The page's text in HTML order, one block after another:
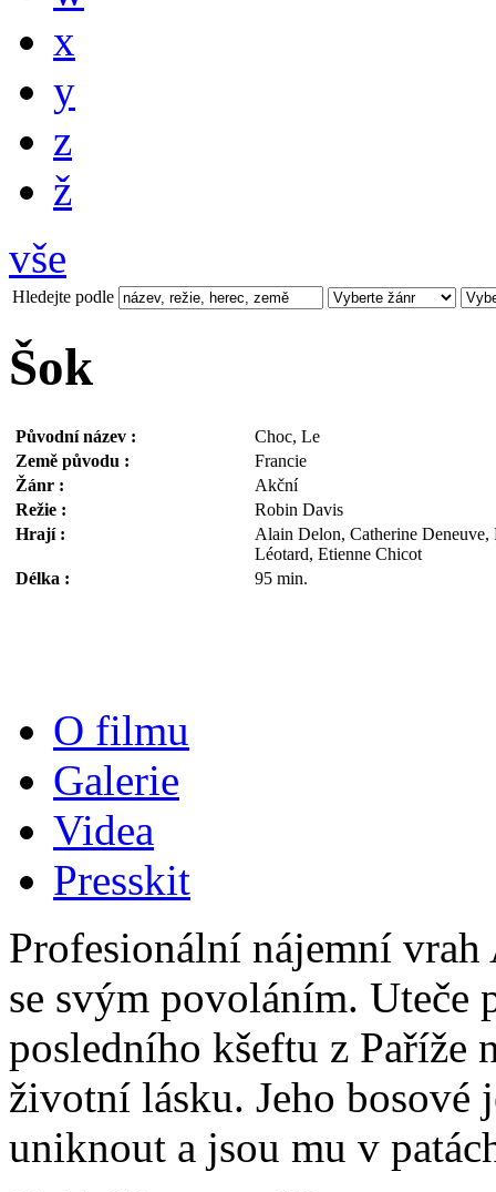
x
y
z
ž
vše
Hledejte podle
Šok
Původní název :
Choc, Le
Země původu :
Francie
Žánr :
Akční
Režie :
Robin Davis
Hrají :
Alain Delon, Catherine Deneuve,
Léotard, Etienne Chicot
Délka :
95 min.
O filmu
Galerie
Videa
Presskit
Profesionální nájemní
se svým povoláním. Uteče
posledního kšeftu z Paříže
životní lásku. Jeho bosové
uniknout a jsou mu v